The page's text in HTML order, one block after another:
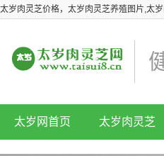
太岁肉灵芝价格，太岁肉灵芝养殖图片,太
太岁网首页 太岁肉灵芝